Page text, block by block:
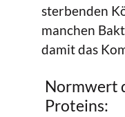
sterbenden
manchen
damit das
Normwert
Proteins: